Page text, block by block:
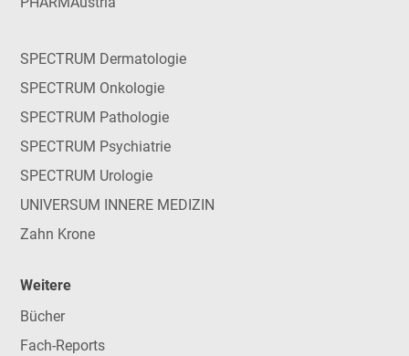
SPECTRUM Dermatologie
SPECTRUM Onkologie
SPECTRUM Pathologie
SPECTRUM Psychiatrie
SPECTRUM Urologie
UNIVERSUM INNERE MEDIZIN
Zahn Krone
Weitere
Bücher
Fach-Reports